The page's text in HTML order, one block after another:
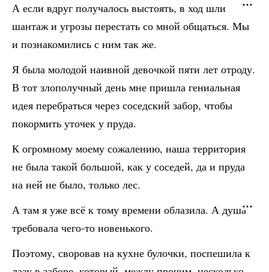
А если вдруг получалось выстоять, в ход шли
шантаж и угрозы перестать со мной общаться. Мы
и познакомились с ним так же.
Я была молодой наивной девочкой пяти лет отроду.
В тот злополучный день мне пришла гениальная
идея перебраться через соседский забор, чтобы
покормить уточек у пруда.
К огромному моему сожалению, наша территория
не была такой большой, как у соседей, да и пруда
на ней не было, только лес.
А там я уже всё к тому времени облазила. А душа
требовала чего-то новенького.
Поэтому, своровав на кухне булочки, поспешила к